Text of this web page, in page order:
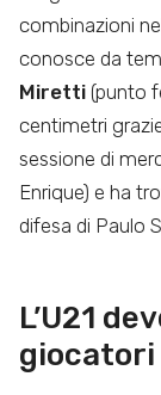
combinazioni
conosce da
Miretti (punto
centimetri
sessione di
Enrique) e ha
difesa di Paulo
L’U21
giocatori